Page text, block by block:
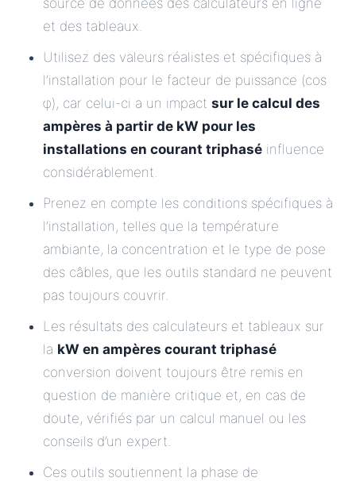
source de données des calculateurs en ligne
et des tableaux.
Utilisez des valeurs réalistes et spécifiques à
l’installation pour le facteur de puissance (cos
φ), car celui-ci a un impact sur le calcul des
ampères à partir de kW pour les
installations en courant triphasé influence
considérablement.
Prenez en compte les conditions spécifiques à
l’installation, telles que la température
ambiante, la concentration et le type de pose
des câbles, que les outils standard ne peuvent
pas toujours couvrir.
Les résultats des calculateurs et tableaux sur
la kW en ampères courant triphasé
conversion doivent toujours être remis en
question de manière critique et, en cas de
doute, vérifiés par un calcul manuel ou les
conseils d’un expert.
Ces outils soutiennent la phase de